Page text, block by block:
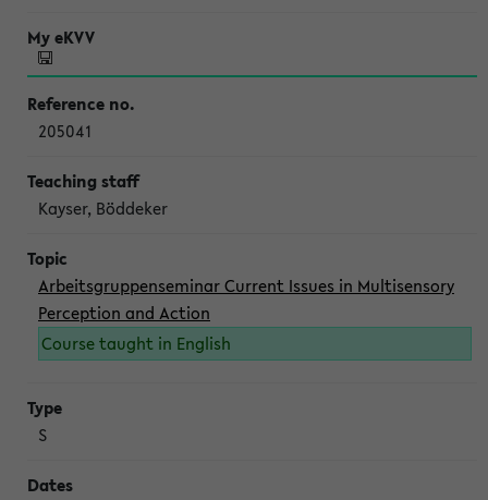
205041
Kayser, Böddeker
Arbeitsgruppenseminar Current Issues in Multisensory
Perception and Action
Course taught in English
S